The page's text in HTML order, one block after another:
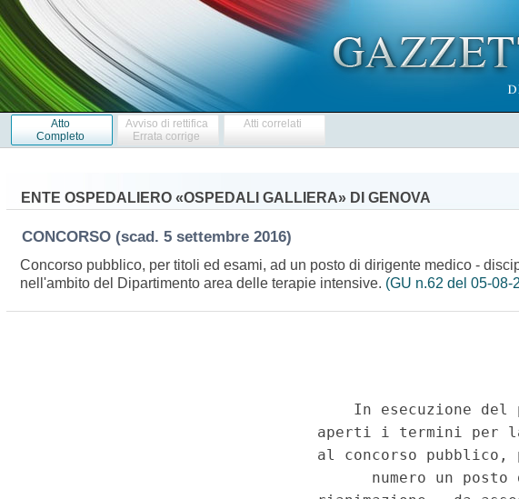
Atto
Completo
Avviso di rettifica
Errata corrige
Atti correlati
ENTE OSPEDALIERO «OSPEDALI GALLIERA» DI GENOVA
CONCORSO (scad. 5 settembre 2016)
Concorso pubblico, per titoli ed esami, ad un posto di dirigente medico -
nell'ambito del Dipartimento area delle terapie intensive. (GU n.62 del 05-08-